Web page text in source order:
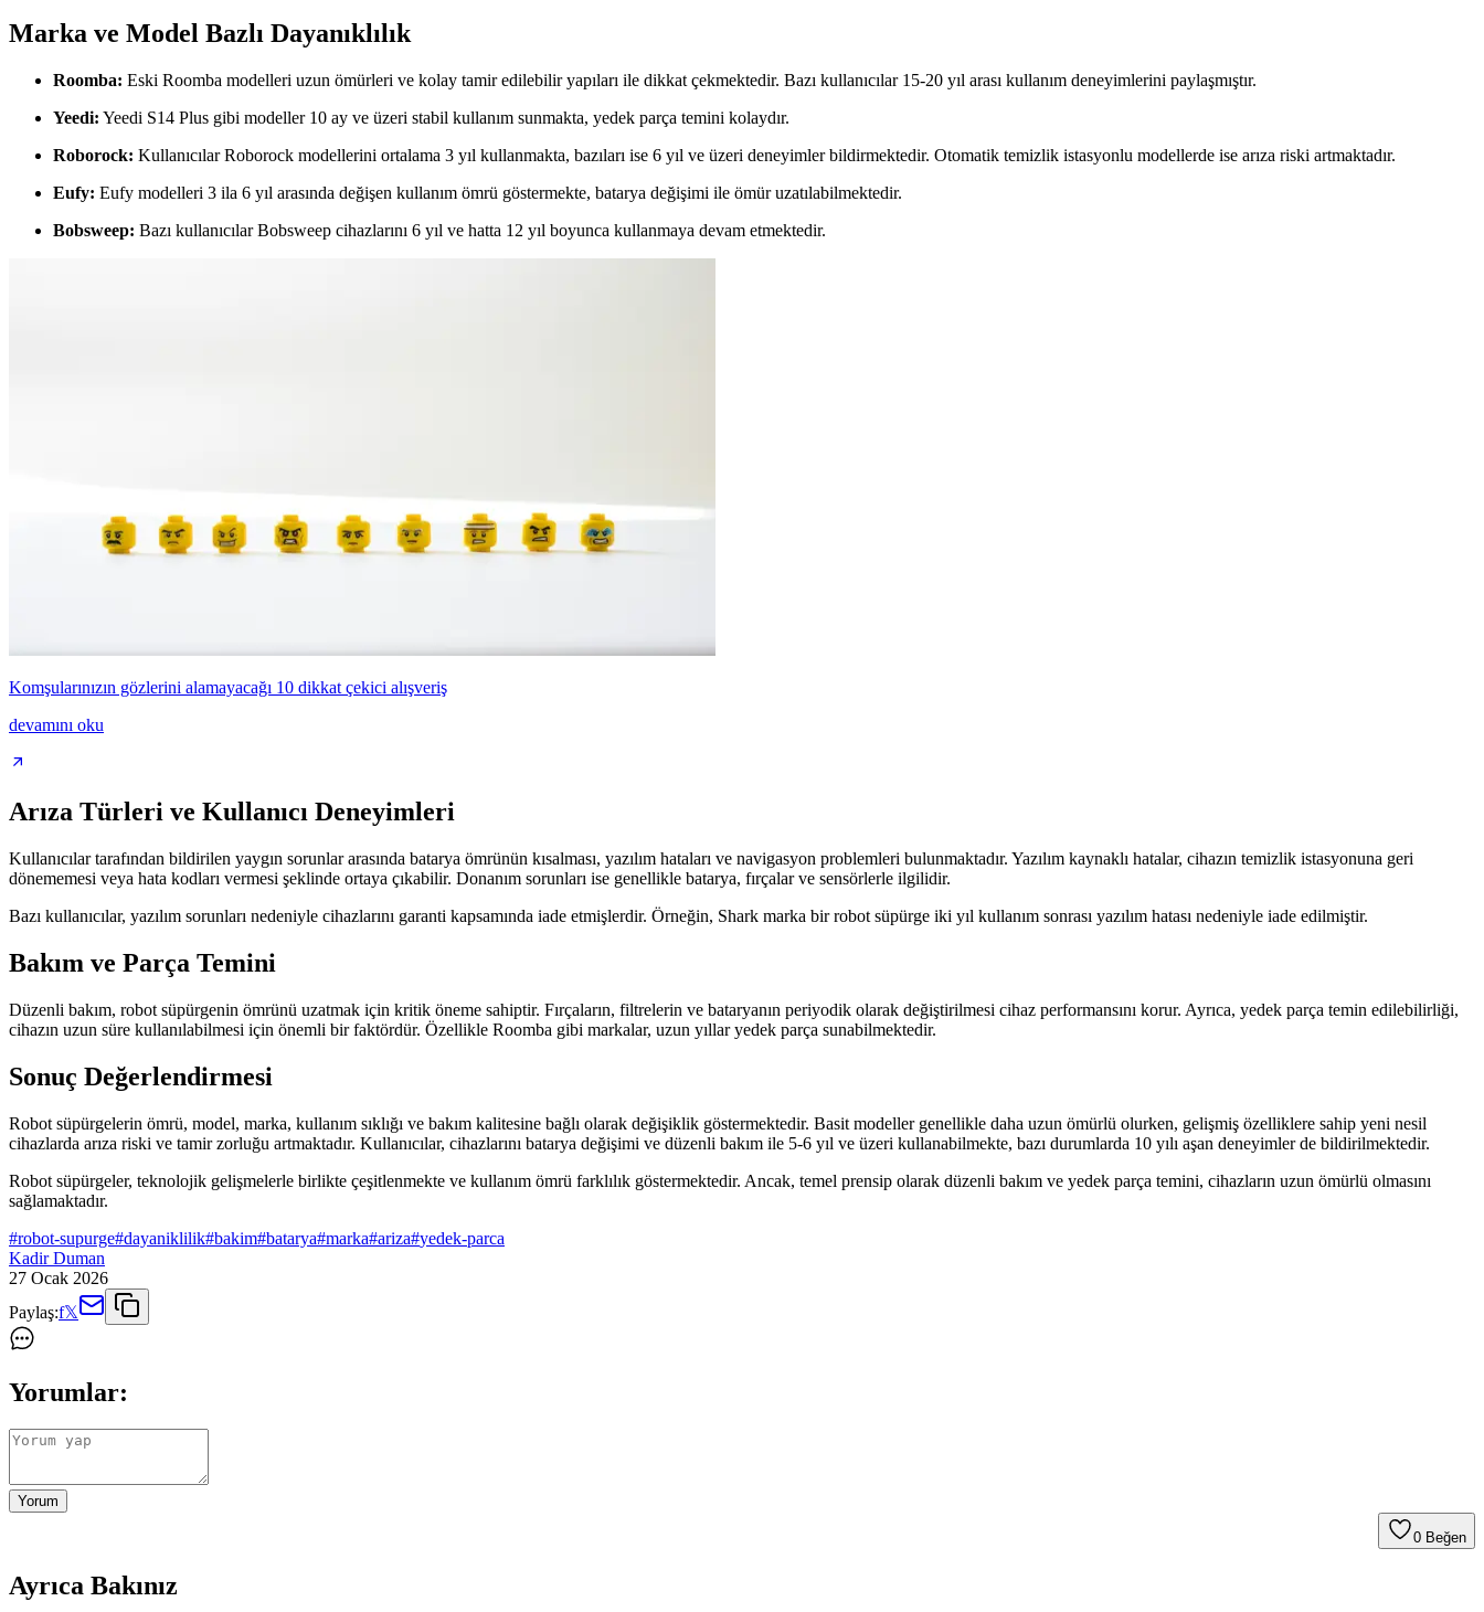
Marka ve Model Bazlı Dayanıklılık
Roomba: Eski Roomba modelleri uzun ömürleri ve kolay tamir edilebilir yapıları ile dikkat çekmektedir. Bazı kullanıcılar 15-20 yıl arası kullanım deneyimlerini paylaşmıştır.
Yeedi: Yeedi S14 Plus gibi modeller 10 ay ve üzeri stabil kullanım sunmakta, yedek parça temini kolaydır.
Roborock: Kullanıcılar Roborock modellerini ortalama 3 yıl kullanmakta, bazıları ise 6 yıl ve üzeri deneyimler bildirmektedir. Otomatik temizlik istasyonlu modellerde ise arıza riski artmaktadır.
Eufy: Eufy modelleri 3 ila 6 yıl arasında değişen kullanım ömrü göstermekte, batarya değişimi ile ömür uzatılabilmektedir.
Bobsweep: Bazı kullanıcılar Bobsweep cihazlarını 6 yıl ve hatta 12 yıl boyunca kullanmaya devam etmektedir.
Komşularınızın gözlerini alamayacağı 10 dikkat çekici alışveriş
devamını oku
Arıza Türleri ve Kullanıcı Deneyimleri
Kullanıcılar tarafından bildirilen yaygın sorunlar arasında batarya ömrünün kısalması, yazılım hataları ve navigasyon problemleri bulunmaktadır. Yazılım kaynaklı hatalar, cihazın temizlik istasyonuna geri
dönememesi veya hata kodları vermesi şeklinde ortaya çıkabilir. Donanım sorunları ise genellikle batarya, fırçalar ve sensörlerle ilgilidir.
Bazı kullanıcılar, yazılım sorunları nedeniyle cihazlarını garanti kapsamında iade etmişlerdir. Örneğin, Shark marka bir robot süpürge iki yıl kullanım sonrası yazılım hatası nedeniyle iade edilmiştir.
Bakım ve Parça Temini
Düzenli bakım, robot süpürgenin ömrünü uzatmak için kritik öneme sahiptir. Fırçaların, filtrelerin ve bataryanın periyodik olarak değiştirilmesi cihaz performansını korur. Ayrıca, yedek parça temin edilebilirliği,
cihazın uzun süre kullanılabilmesi için önemli bir faktördür. Özellikle Roomba gibi markalar, uzun yıllar yedek parça sunabilmektedir.
Sonuç Değerlendirmesi
Robot süpürgelerin ömrü, model, marka, kullanım sıklığı ve bakım kalitesine bağlı olarak değişiklik göstermektedir. Basit modeller genellikle daha uzun ömürlü olurken, gelişmiş özelliklere sahip yeni nesil
cihazlarda arıza riski ve tamir zorluğu artmaktadır. Kullanıcılar, cihazlarını batarya değişimi ve düzenli bakım ile 5-6 yıl ve üzeri kullanabilmekte, bazı durumlarda 10 yılı aşan deneyimler de bildirilmektedir.
Robot süpürgeler, teknolojik gelişmelerle birlikte çeşitlenmekte ve kullanım ömrü farklılık göstermektedir. Ancak, temel prensip olarak düzenli bakım ve yedek parça temini, cihazların uzun ömürlü olmasını
sağlamaktadır.
#robot-supurge#dayaniklilik#bakim#batarya#marka#ariza#yedek-parca
Kadir Duman
27 Ocak 2026
Paylaş:f𝕏
Yorumlar:
Yorum
0 Beğen
Ayrıca Bakınız